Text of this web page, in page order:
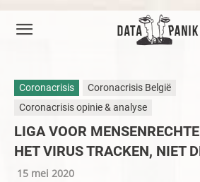
Coronacrisis
Coronacrisis België
Coronacrisis opinie & analyse
LIGA VOOR
HET VIRUS TRACKEN, NIET
15 mei 2020